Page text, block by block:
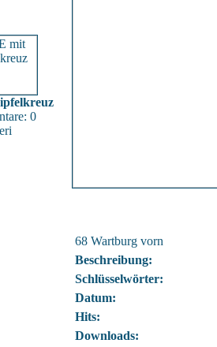
0
68 Wartburg vorn
Beschreibung:
Schlüsselwörter:
Datum:
Hits:
Downloads: